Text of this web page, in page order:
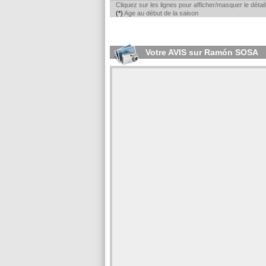
Cliquez sur les lignes pour afficher/masquer le
(*) Age au début de la saison
Votre AVIS sur Ramón SOSA